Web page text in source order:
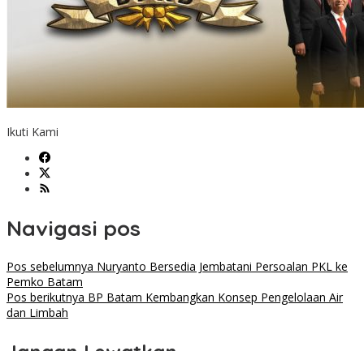
Ikuti Kami
Navigasi pos
Pos sebelumnya Nuryanto Bersedia Jembatani Persoalan PKL ke
Pemko Batam
Pos berikutnya BP Batam Kembangkan Konsep Pengelolaan Air
dan Limbah